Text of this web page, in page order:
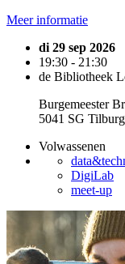
Meer informatie
di 29 sep 2026
19:30 - 21:30
de Bibliotheek
Burgemeester
5041 SG Tilburg
Volwassenen
DigiLab
meet-up